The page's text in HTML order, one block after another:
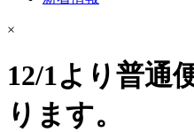
×
12/1より普通
ります。